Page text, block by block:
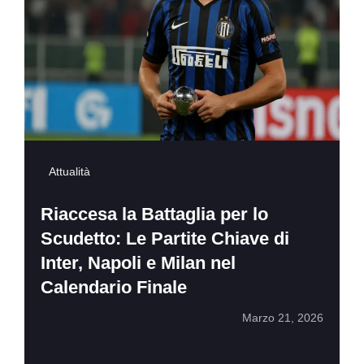
Attualità
Riaccesa la Battaglia per lo
Scudetto: Le Partite Chiave di
Inter, Napoli e Milan nel
Calendario Finale
Marzo 21, 2026